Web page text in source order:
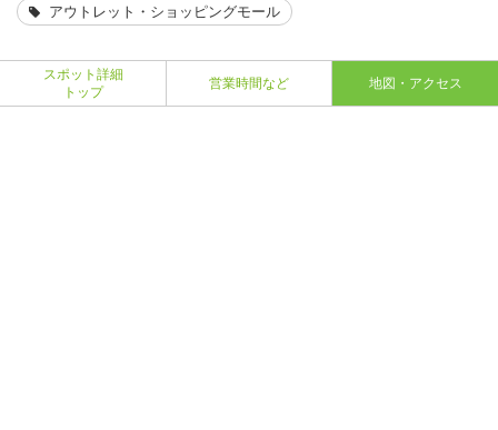
アウトレット・ショッピングモール
スポット詳細
トップ
営業時間など 地図・アクセス